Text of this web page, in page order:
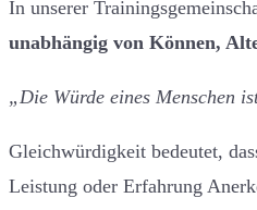
In unserer
unabhängig von Können,
„Die Würde eines Menschen
Gleichwürdigkeit bedeutet,
Leistung oder Erfahrung